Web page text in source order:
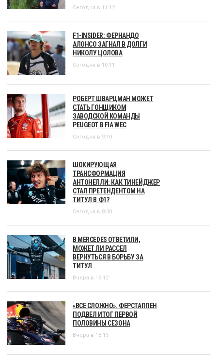
Сегодня в 11:12
F1-INSIDER: ФЕРНАНДО
АЛОНСО ЗАГНАЛ В ДОЛГИ
НИКОЛУ ЦОЛОВА
Сегодня в 10:11
РОБЕРТ ШВАРЦМАН МОЖЕТ
СТАТЬ ГОНЩИКОМ
ЗАВОДСКОЙ КОМАНДЫ
PEUGEOT В FIA WEC
Сегодня в 9:10
ШОКИРУЮЩАЯ
ТРАНСФОРМАЦИЯ
АНТОНЕЛЛИ: КАК ТИНЕЙДЖЕР
СТАЛ ПРЕТЕНДЕНТОМ НА
ТИТУЛ В Ф1?
Сегодня в 8:30
В MERCEDES ОТВЕТИЛИ,
МОЖЕТ ЛИ РАССЕЛ
ВЕРНУТЬСЯ В БОРЬБУ ЗА
ТИТУЛ
Вчера в 19:12
«ВСЕ СЛОЖНО». ФЕРСТАППЕН
ПОДВЕЛ ИТОГ ПЕРВОЙ
ПОЛОВИНЫ СЕЗОНА
Вчера в 18:15